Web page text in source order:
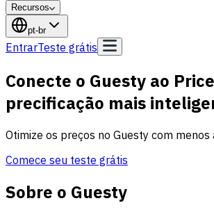
Recursos
pt-br
EntrarTeste grátis
Conecte o Guesty ao
precificação mais
Otimize os preços no Guesty com menos
Comece seu teste grátis
Sobre o Guesty